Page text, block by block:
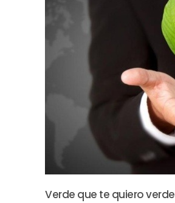
Verde que te quiero verde